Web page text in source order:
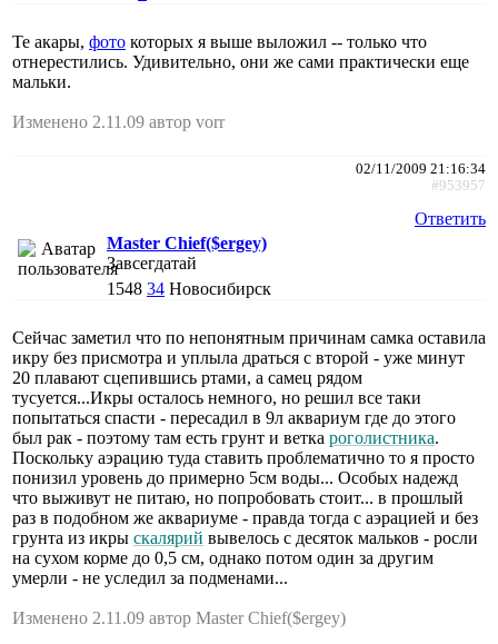
Те акары, фото которых я выше выложил -- только что
отнерестились. Удивительно, они же сами практически еще
мальки.
Изменено 2.11.09 автор vorr
02/11/2009 21:16:34
#953957
Ответить
Master Chief($ergey)
Завсегдатай
1548 34 Новосибирск
Сейчас заметил что по непонятным причинам самка оставила
икру без присмотра и уплыла драться с второй - уже минут
20 плавают сцепившись ртами, а самец рядом
тусуется...Икры осталось немного, но решил все таки
попытаться спасти - пересадил в 9л аквариум где до этого
был рак - поэтому там есть грунт и ветка роголистника.
Поскольку аэрацию туда ставить проблематично то я просто
понизил уровень до примерно 5см воды... Особых надежд
что выживут не питаю, но попробовать стоит... в прошлый
раз в подобном же аквариуме - правда тогда с аэрацией и без
грунта из икры скалярий вывелось с десяток мальков - росли
на сухом корме до 0,5 см, однако потом один за другим
умерли - не уследил за подменами...
Изменено 2.11.09 автор Master Chief($ergey)